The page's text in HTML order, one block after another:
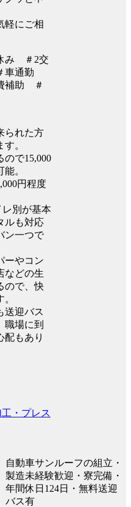
軽にご相
み ＃2交
車通勤
補助 ＃
られた方
。
ので15,000
。
円程度
レ別が基本
ルも対応
ン一つで
ーやコン
などの生
ので、快
送迎バス
職場に到
配もあり
・プレス
自動車サンルーフの組立・
製造未経験歓迎・寮完備・
年間休日124日・無料送迎
バス有